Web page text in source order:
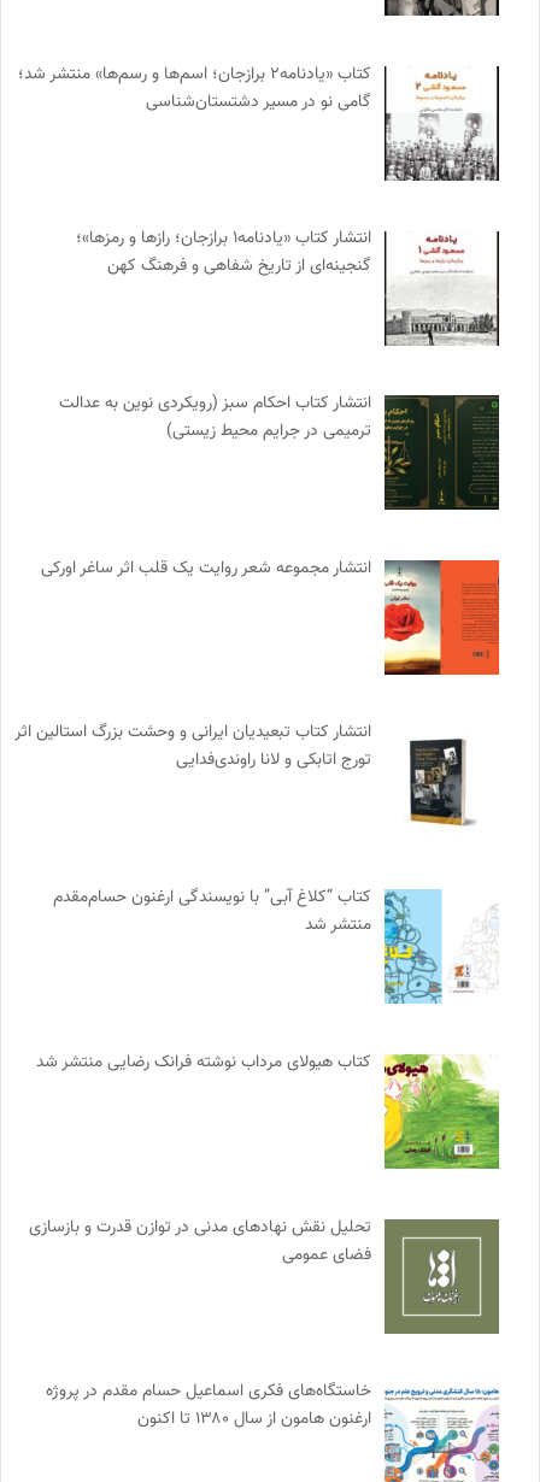
کتاب «یادنامه۲ برازجان؛ اسم‌ها و رسم‌ها» منتشر شد؛
گامی نو در مسیر دشتستان‌شناسی
انتشار کتاب «یادنامه۱ برازجان؛ رازها و رمزها»؛
گنجینه‌ای از تاریخ شفاهی و فرهنگ کهن
انتشار کتاب احکام سبز (رویکردی نوین به عدالت
ترمیمی در جرایم محیط‌ زیستی)
انتشار مجموعه شعر روایت یک قلب اثر ساغر اورکی
انتشار کتاب تبعیدیان ایرانی و وحشت بزرگ استالین اثر
تورج اتابکی و لانا راوندی‌فدایی
کتاب “کلاغ آبی” با نویسندگی ارغنون حسام‌مقدم
منتشر شد
کتاب هیولای مرداب نوشته فرانک رضایی منتشر شد
تحلیل نقش نهادهای مدنی در توازن قدرت و بازسازی
فضای عمومی
خاستگاه‌های فکری اسماعیل حسام مقدم در پروژه
ارغنون هامون از سال ۱۳۸۰ تا اکنون